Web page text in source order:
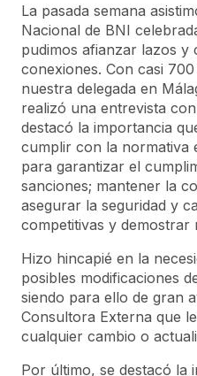
La pasada semana
Nacional de BNI
pudimos afianzar lazos y
conexiones. Con casi
nuestra delegada en
realizó una entrevista
destacó la importancia
cumplir con la normativa
para garantizar el
sanciones; mantener la
asegurar la seguridad y
competitivas y demostrar
Hizo hincapié en la
posibles modificaciones
siendo para ello de gran
Consultora Externa que
cualquier cambio o
Por último, se destacó la